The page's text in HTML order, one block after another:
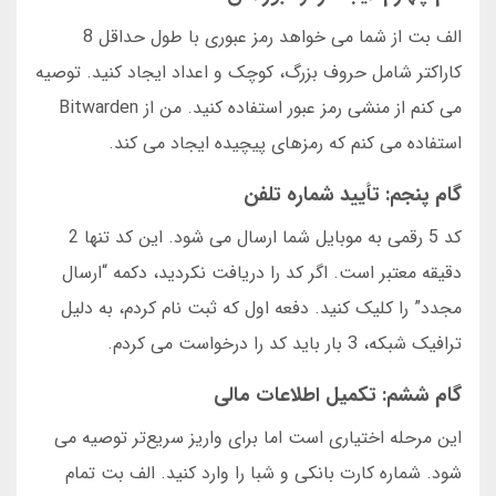
الف بت از شما می خواهد رمز عبوری با طول حداقل 8
کاراکتر شامل حروف بزرگ، کوچک و اعداد ایجاد کنید. توصیه
می کنم از منشی رمز عبور استفاده کنید. من از Bitwarden
استفاده می کنم که رمزهای پیچیده ایجاد می کند.
گام پنجم: تأیید شماره تلفن
کد 5 رقمی به موبایل شما ارسال می شود. این کد تنها 2
دقیقه معتبر است. اگر کد را دریافت نکردید، دکمه “ارسال
مجدد” را کلیک کنید. دفعه اول که ثبت نام کردم، به دلیل
ترافیک شبکه، 3 بار باید کد را درخواست می کردم.
گام ششم: تکمیل اطلاعات مالی
این مرحله اختیاری است اما برای واریز سریع‌تر توصیه می
شود. شماره کارت بانکی و شبا را وارد کنید. الف بت تمام